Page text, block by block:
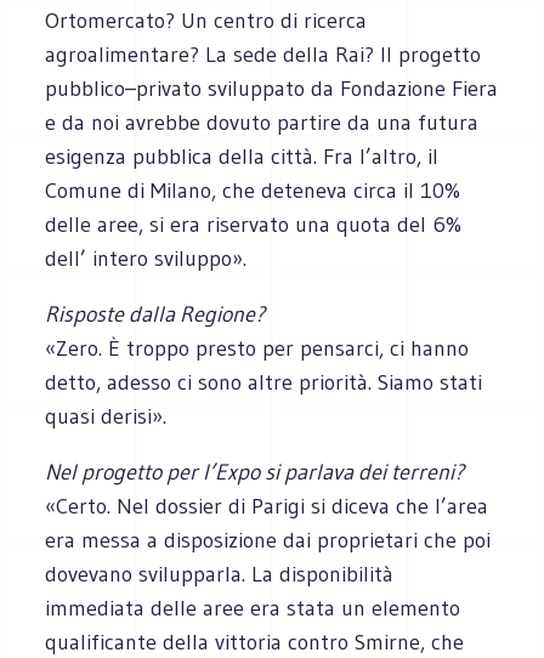
Ortomercato? Un centro di ricerca
agroalimentare? La sede della Rai? Il progetto
pubblico–privato sviluppato da Fondazione Fiera
e da noi avrebbe dovuto partire da una futura
esigenza pubblica della città. Fra l’altro, il
Comune di Milano, che deteneva circa il 10%
delle aree, si era riservato una quota del 6%
dell’ intero sviluppo».
Risposte dalla Regione?
«Zero. È troppo presto per pensarci, ci hanno
detto, adesso ci sono altre priorità. Siamo stati
quasi derisi».
Nel progetto per l’Expo si parlava dei terreni?
«Certo. Nel dossier di Parigi si diceva che l’area
era messa a disposizione dai proprietari che poi
dovevano svilupparla. La disponibilità
immediata delle aree era stata un elemento
qualificante della vittoria contro Smirne, che